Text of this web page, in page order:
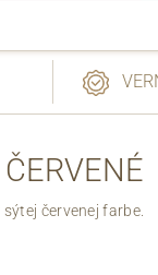
červenej farbe.